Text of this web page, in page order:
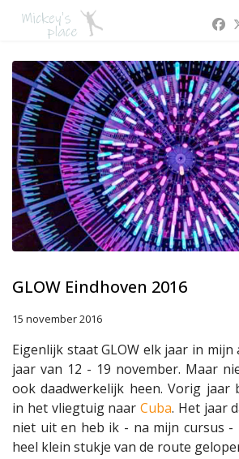
GLOW Eindhoven 2016
15 november 2016
Eigenlijk staat GLOW elk jaar in
jaar van 12 - 19 november. Maar
ook daadwerkelijk heen. Vorig jaar
in het vliegtuig naarCuba. Het jaar
niet uit en heb ik - na mijn cursus -
heel klein stukje van de route